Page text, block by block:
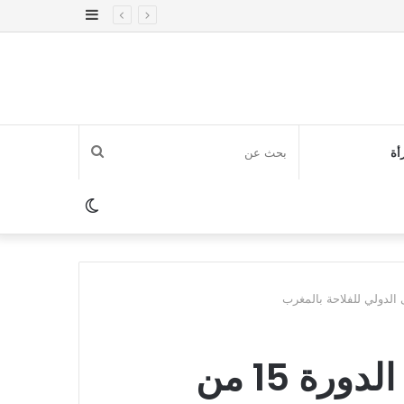
إضافة
بحث
عنالوضع
المظلم
مكناس.. اختتام فعاليات الدورة 15 من